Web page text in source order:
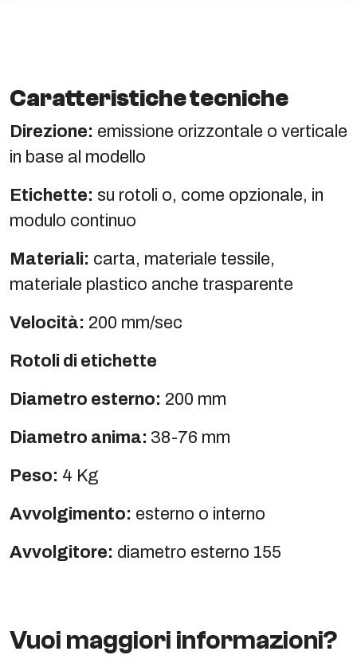
Caratteristiche tecniche
Direzione: emissione orizzontale o verticale
in base al modello
Etichette: su rotoli o, come opzionale, in
modulo continuo
Materiali: carta, materiale tessile,
materiale plastico anche trasparente
Velocità: 200 mm/sec
Rotoli di etichette
Diametro esterno: 200 mm
Diametro anima: 38-76 mm
Peso: 4 Kg
Avvolgimento: esterno o interno
Avvolgitore: diametro esterno 155
Vuoi maggiori informazioni?